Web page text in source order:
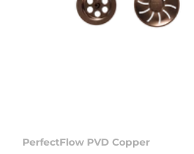
PerfectFlow PVD Copper